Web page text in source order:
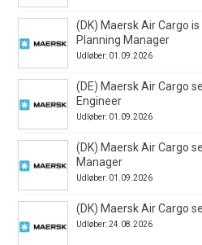
(DK) Maersk Air Cargo
Planning Manager
Udløber: 01.09.2026
(DE) Maersk Air Cargo
Engineer
Udløber: 01.09.2026
(DK) Maersk Air Cargo
Manager
Udløber: 01.09.2026
(DK) Maersk Air Cargo
Udløber: 24.08.2026